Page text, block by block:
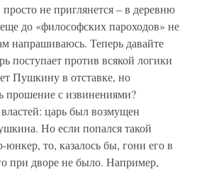
не приглянется – в деревню
до «философских пароходов» не
напрашиваюсь. Теперь давайте
поступает против всякой логики
Пушкину в отставке, но
прошение с извинениями?
царь был возмущен
Но если попался такой
то, казалось бы, гони его в
при дворе не было. Например,